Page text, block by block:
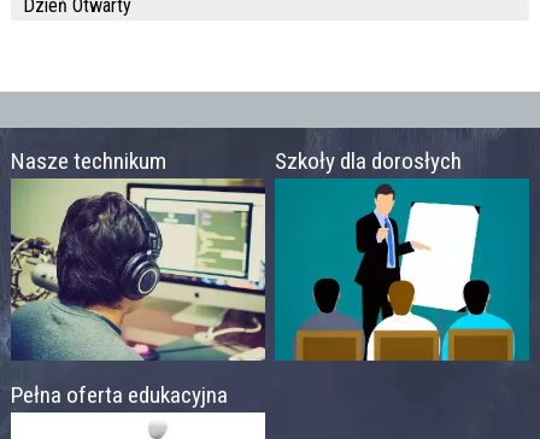
Dzień Otwarty
Nasze technikum Szkoły dla dorosłych
Pełna oferta edukacyjna